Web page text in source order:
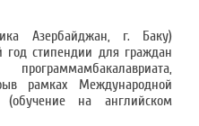
Азербайджан, г. Баку)
год стипендии для граждан
рамках Международной
(обучение на английском